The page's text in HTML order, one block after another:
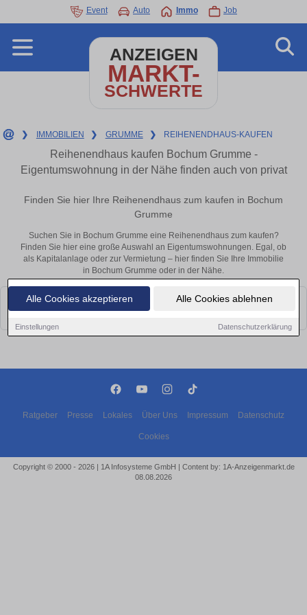
Alle Cookies akzeptieren Alle Cookies ablehnen
Einstellungen Datenschutzerklärung
Event Auto Immo Job
ANZEIGEN
MARKT-
SCHWERTE
❯ IMMOBILIEN ❯ GRUMME ❯ REIHENENDHAUS-KAUFEN
Reihenendhaus kaufen Bochum Grumme -
Eigentumswohnung in der Nähe finden auch von privat
Finden Sie hier Ihre Reihenendhaus zum kaufen in Bochum
Grumme
Suchen Sie in Bochum Grumme eine Reihenendhaus zum kaufen?
Finden Sie hier eine große Auswahl an Eigentumswohnungen. Egal, ob
als Kapitalanlage oder zur Vermietung – hier finden Sie Ihre Immobilie
in Bochum Grumme oder in der Nähe.
Leider konnten wir derzeit keine passenden Objekte finden. Schauen Sie
bald wieder vorbei!
Ratgeber Presse Lokales Über Uns Impressum Datenschutz
Cookies
Copyright © 2000 - 2026 | 1A Infosysteme GmbH | Content by: 1A-Anzeigenmarkt.de
08.08.2026